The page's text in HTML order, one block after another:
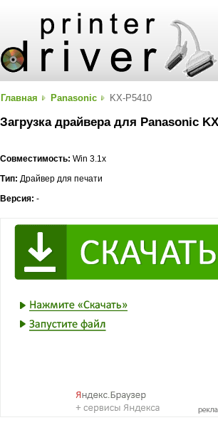
Главная Panasonic KX-P5410
Загрузка драйвера для Panasonic
Совместимость: Win 3.1x
Тип: Драйвер для печати
Версия: -